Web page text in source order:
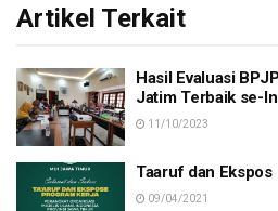
Artikel Terkait
Hasil Evaluasi
Jatim Terbaik se-
11/10/2023
Taaruf dan
09/04/2021